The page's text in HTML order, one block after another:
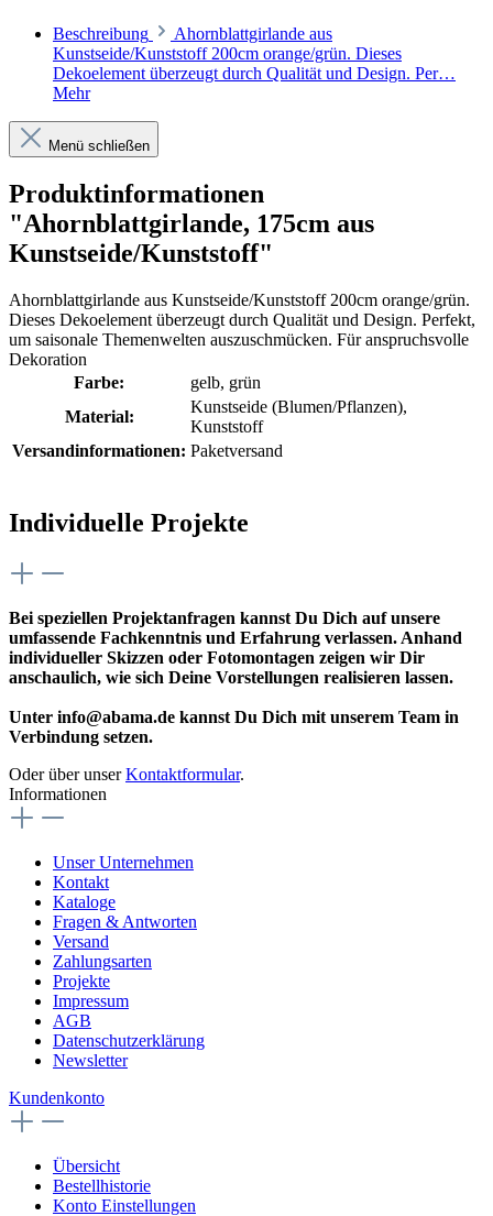
Beschreibung
Ahornblattgirlande aus
Kunstseide/Kunststoff 200cm orange/grün. Dieses
Dekoelement überzeugt durch Qualität und Design. Per…
Mehr
Menü schließen
Produktinformationen
"Ahornblattgirlande, 175cm aus
Kunstseide/Kunststoff"
Ahornblattgirlande aus Kunstseide/Kunststoff 200cm orange/grün.
Dieses Dekoelement überzeugt durch Qualität und Design. Perfekt,
um saisonale Themenwelten auszuschmücken. Für anspruchsvolle
Dekoration
Farbe:
gelb, grün
Material:
Kunstseide (Blumen/Pflanzen),
Kunststoff
Versandinformationen: Paketversand
Individuelle Projekte
Bei speziellen Projektanfragen kannst Du Dich auf unsere
umfassende Fachkenntnis und Erfahrung verlassen. Anhand
individueller Skizzen oder Fotomontagen zeigen wir Dir
anschaulich, wie sich Deine Vorstellungen realisieren lassen.
Unter info@abama.de kannst Du Dich mit unserem Team in
Verbindung setzen.
Oder über unserKontaktformular.
Informationen
Unser Unternehmen
Kontakt
Kataloge
Fragen & Antworten
Versand
Zahlungsarten
Projekte
Impressum
AGB
Datenschutzerklärung
Newsletter
Kundenkonto
Übersicht
Bestellhistorie
Konto Einstellungen